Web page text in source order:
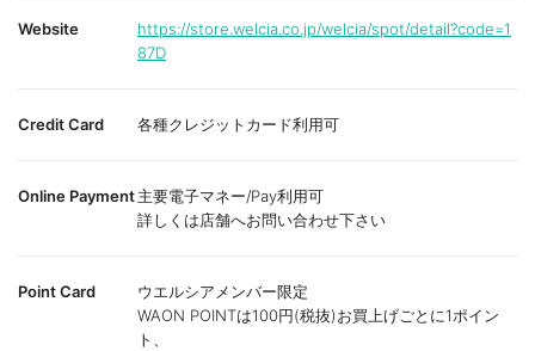
Website
https://store.welcia.co.jp/welcia/spot/detail?code=1
87D
Credit Card 各種クレジットカード利用可
Online Payment主要電子マネー/Pay利用可
詳しくは店舗へお問い合わせ下さい
Point Card
ウエルシアメンバー限定
WAON POINTは100円(税抜)お買上げごとに1ポイン
ト、